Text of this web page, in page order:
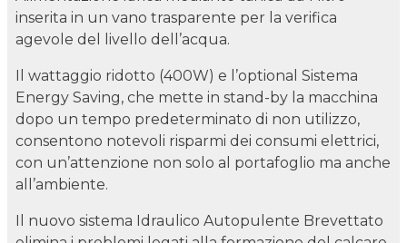
inserita in un vano trasparente per la verifica
agevole del livello dell’acqua.
Il wattaggio ridotto (400W) e l’optional Sistema
Energy Saving, che mette in stand-by la macchina
dopo un tempo predeterminato di non utilizzo,
consentono notevoli risparmi dei consumi elettrici,
con un’attenzione non solo al portafoglio ma anche
all’ambiente.
Il nuovo sistema Idraulico Autopulente Brevettato